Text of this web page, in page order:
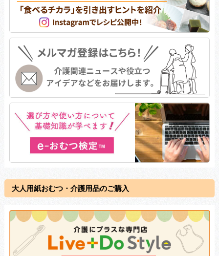
大人用紙おむつ・介護用品のご購入